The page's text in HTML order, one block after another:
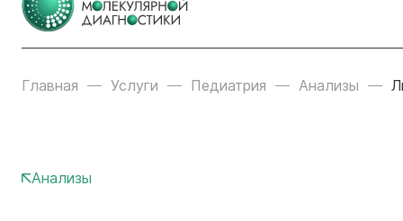
Главная Услуги Педиатрия Анализы
Анализы